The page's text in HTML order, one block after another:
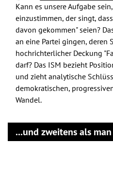
Kann es unsere Aufgabe
einzustimmen, der singt,
davon gekommen" seien?
an eine Partei gingen, deren
hochrichterlicher Deckung
darf? Das ISM bezieht
und zieht analytische
demokratischen,
Wandel.
...und zweitens als